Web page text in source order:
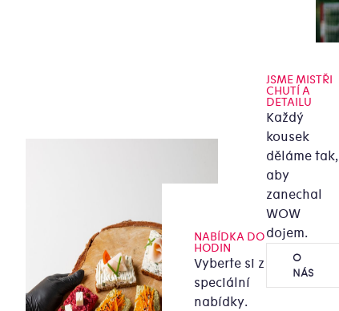
NABÍDKA DO 24
HODIN
Vyberte si z naší
speciální
nabídky.
JSME MISTŘI
CHUTÍ A
DETAILU
Každý
kousek
děláme tak,
aby
zanechal
WOW
dojem.
O
NÁS